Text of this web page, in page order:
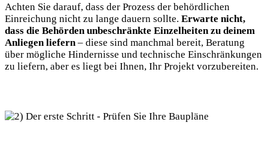
Achten ‍Sie darauf,​ dass der Prozess der behördlichen
Einreichung nicht zu lange dauern sollte.⁢ Erwarte nicht,
dass die ⁤Behörden unbeschränkte ‍Einzelheiten zu deinem
Anliegen liefern – diese sind‌ manchmal bereit, Beratung
über mögliche Hindernisse und technische Einschränkungen
zu liefern, aber es liegt⁤ bei Ihnen, Ihr Projekt vorzubereiten.